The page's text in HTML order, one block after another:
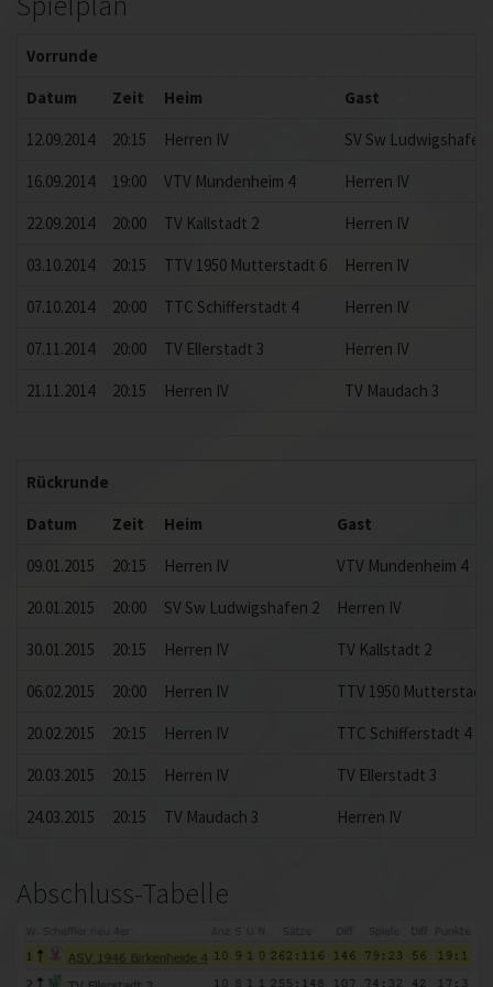
Vorrunde
Datum
Zeit Heim
Gast
12.09.2014
20:15 Herren IV
SV Sw Ludwigshafen
16.09.2014
19:00 VTV Mundenheim 4
Herren IV
22.09.2014
20:00 TV Kallstadt 2
Herren IV
03.10.2014
20:15 TTV 1950 Mutterstadt 6
Herren IV
07.10.2014
20:00 TTC Schifferstadt 4
Herren IV
07.11.2014
20:00 TV Ellerstadt 3
Herren IV
21.11.2014
20:15 Herren IV TV Maudach 3
Rückrunde
Datum
Zeit Heim
Gast
09.01.2015
20:15 Herren IV
VTV Mundenheim 4
20.01.2015
20:00 SV Sw Ludwigshafen 2
Herren IV
30.01.2015
20:15 Herren IV
TV Kallstadt 2
06.02.2015
20:00 Herren IV
TTV 1950 Mutterstadt
20.02.2015
20:15 Herren IV
TTC Schifferstadt 4
20.03.2015
20:15 Herren IV
TV Ellerstadt 3
24.03.2015
20:15 TV Maudach 3 Herren IV
Abschluss-Tabelle